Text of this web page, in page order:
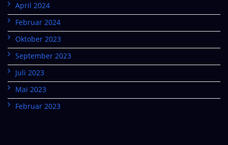
April 2024
Februar 2024
Oktober 2023
September 2023
Juli 2023
Mai 2023
Februar 2023